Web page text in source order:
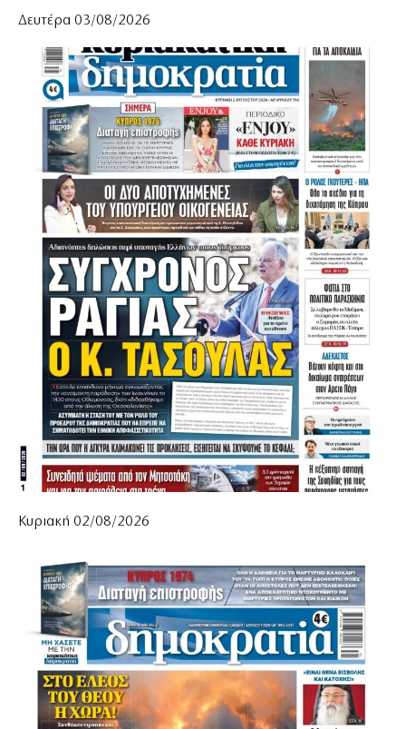
Δευτέρα 03/08/2026
Κυριακή 02/08/2026